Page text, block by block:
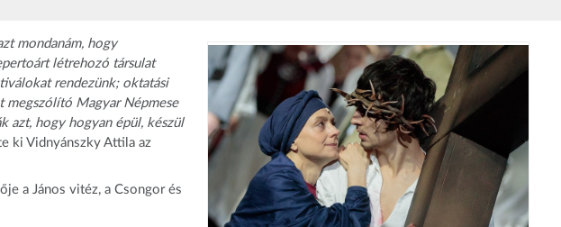
mondanám, hogy
létrehozó társulat
rendezünk; oktatási
megszólító Magyar Népmese
azt, hogy hogyan épül, készül
ki Vidnyánszky Attila az
a János vitéz, a Csongor és